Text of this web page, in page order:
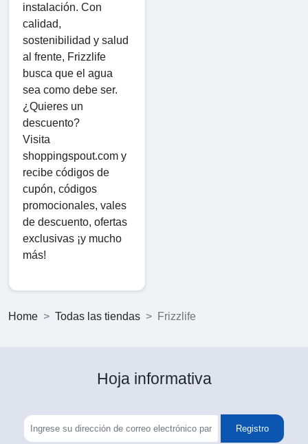
instalación. Con
calidad,
sostenibilidad y salud
al frente, Frizzlife
busca que el agua
sea como debe ser.
¿Quieres un
descuento?
Visita
shoppingspout.com y
recibe códigos de
cupón, códigos
promocionales, vales
de descuento, ofertas
exclusivas ¡y mucho
más!
Home Todas las tiendas Frizzlife
Hoja informativa
Registro